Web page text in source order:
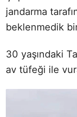
jandarma
beklenmedik
30 yaşındaki
av tüfeği ile